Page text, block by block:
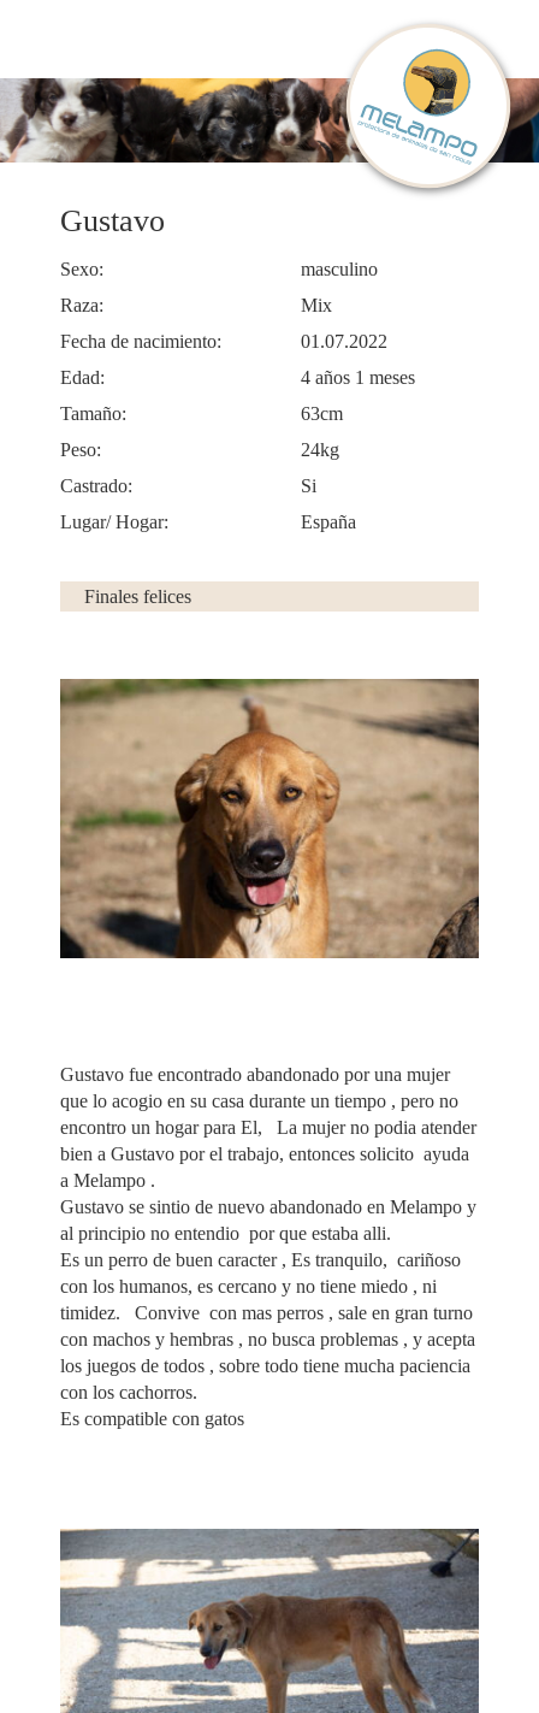
Gustavo
Sexo:
masculino
Raza:
Mix
Fecha de nacimiento:
01.07.2022
Edad:
4 años 1 meses
Tamaño:
63cm
Peso:
24kg
Castrado:
Si
Lugar/ Hogar:
España
Finales felices
Gustavo fue encontrado abandonado por una mujer
que lo acogio en su casa durante un tiempo , pero no
encontro un hogar para El, La mujer no podia atender
bien a Gustavo por el trabajo, entonces solicito ayuda
a Melampo .
Gustavo se sintio de nuevo abandonado en Melampo y
al principio no entendio por que estaba alli.
Es un perro de buen caracter , Es tranquilo, cariñoso
con los humanos, es cercano y no tiene miedo , ni
timidez. Convive con mas perros , sale en gran turno
con machos y hembras , no busca problemas , y acepta
los juegos de todos , sobre todo tiene mucha paciencia
con los cachorros.
Es compatible con gatos